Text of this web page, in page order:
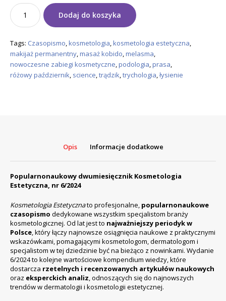
ilość
Czasopismo
Popularnonaukowe
Kosmetologia
Estetyczna
nr
5/2023
Dodaj do koszyka
Tags: Czasopismo,kosmetologia,kosmetologia estetyczna,
makijaż permanentny,masaż kobido,melasma,
nowoczesne zabiegi kosmetyczne,podologia,prasa,
różowy październik, science,trądzik,trychologia,łysienie
Opis Informacje dodatkowe
Popularnonaukowy dwumiesięcznik Kosmetologia
Estetyczna, nr 6/2024
Kosmetologia Estetycznato profesjonalne, popularnonaukowe
czasopismo dedykowane wszystkim specjalistom branży
kosmetologicznej. Od lat jest to najważniejszy periodyk w
Polsce, który łączy najnowsze osiągnięcia naukowe z praktycznymi
wskazówkami, pomagającymi kosmetologom, dermatologom i
specjalistom w tej dziedzinie być na bieżąco z nowinkami. Wydanie
6/2024 to kolejne wartościowe kompendium wiedzy, które
dostarcza rzetelnych i recenzowanych artykułów naukowych
oraz eksperckich analiz, odnoszących się do najnowszych
trendów w dermatologii i kosmetologii estetycznej.